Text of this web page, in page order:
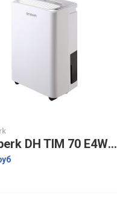
Timberk DH TIM 70 E4W осушитель воздуха